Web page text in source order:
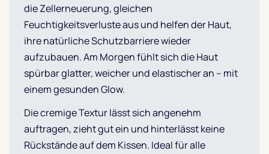
die Zellerneuerung, gleichen
Feuchtigkeitsverluste aus und helfen der Haut,
ihre natürliche Schutzbarriere wieder
aufzubauen. Am Morgen fühlt sich die Haut
spürbar glatter, weicher und elastischer an – mit
einem gesunden Glow.
Die cremige Textur lässt sich angenehm
auftragen, zieht gut ein und hinterlässt keine
Rückstände auf dem Kissen. Ideal für alle